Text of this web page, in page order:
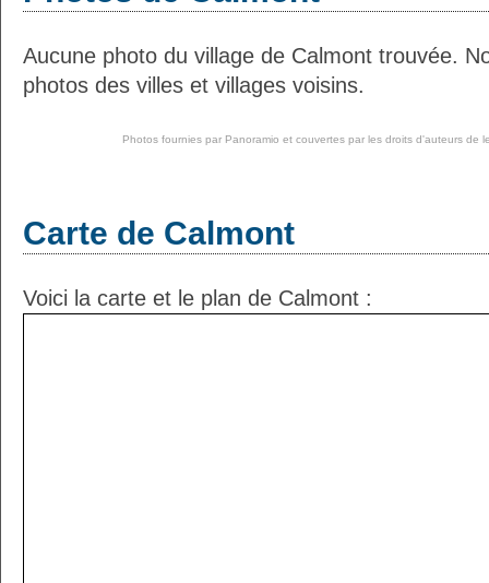
Aucune photo du village de Calmont trouvée.
photos des villes et villages voisins.
Photos fournies par Panoramio et couvertes par les droits d'auteurs de
Carte de Calmont
Voici la carte et le plan de Calmont :